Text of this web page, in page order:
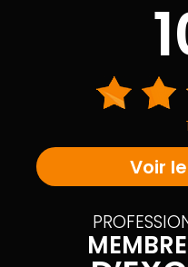
Voir